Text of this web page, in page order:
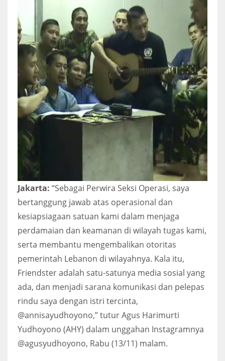
Jakarta: “Sebagai Perwira Seksi Operasi, saya
bertanggung jawab atas operasional dan
kesiapsiagaan satuan kami dalam menjaga
perdamaian dan keamanan di wilayah tugas kami,
serta membantu mengembalikan otoritas
pemerintah Lebanon di wilayahnya. Kala itu,
Friendster adalah satu-satunya media sosial yang
ada, dan menjadi sarana komunikasi dan pelepas
rindu saya dengan istri tercinta,
@annisayudhoyono,” tutur Agus Harimurti
Yudhoyono (AHY) dalam unggahan Instagramnya
@agusyudhoyono, Rabu (13/11) malam.